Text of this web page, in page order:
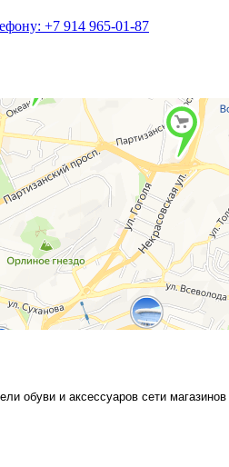
+7 914 965-01-87
обуви и аксессуаров сети